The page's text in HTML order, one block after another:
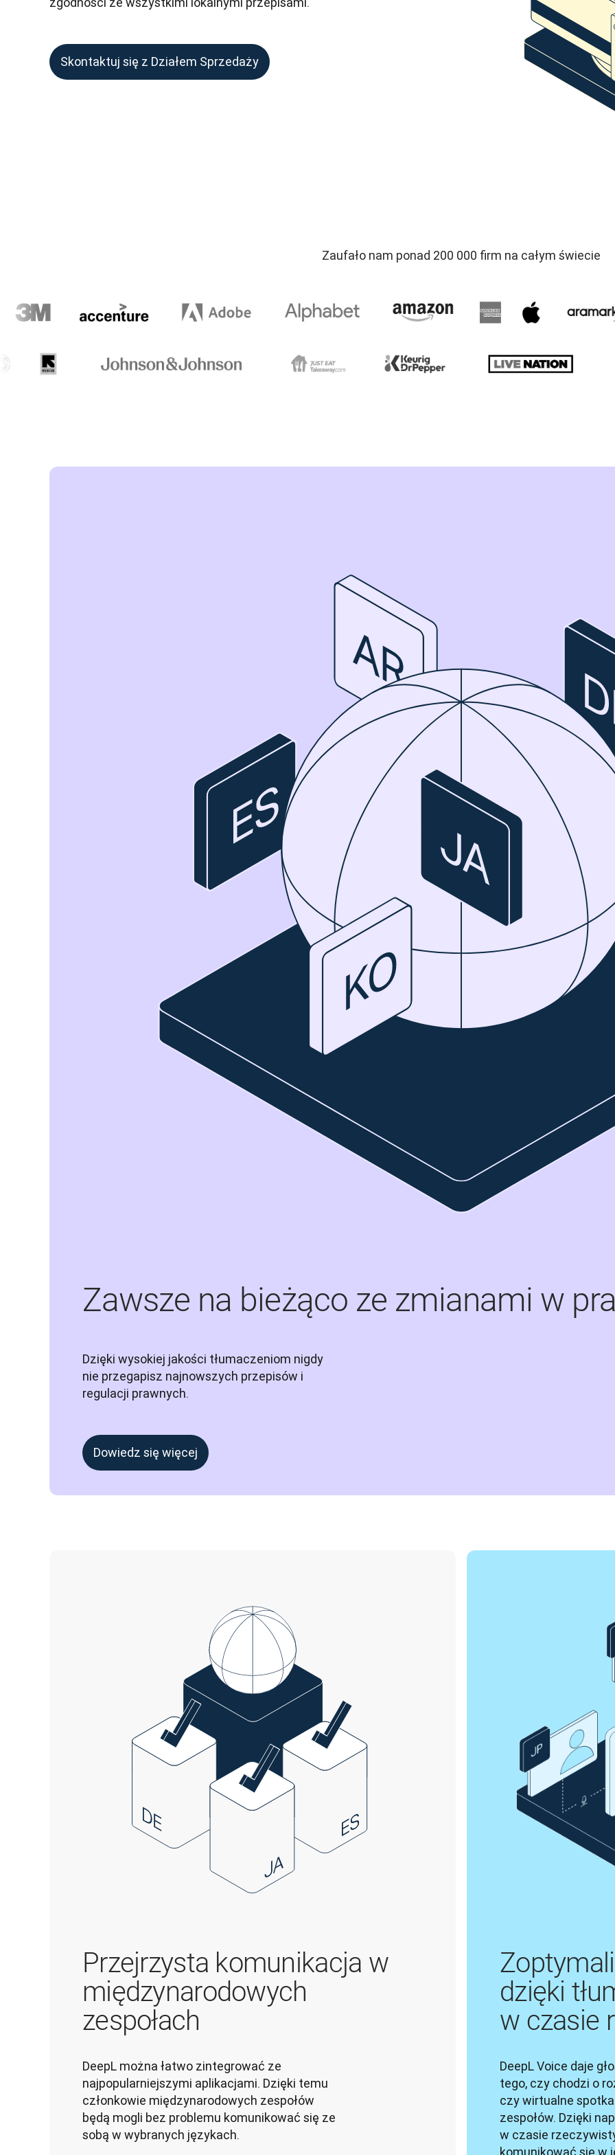
Skontaktuj się z Działem Sprzedaży
Zaufało nam ponad 200 000 firm na całym świecie
Zawsze na bieżąco ze zmianami w
Dzięki wysokiej jakości tłumaczeniom nigdy
nie przegapisz najnowszych przepisów i
regulacji prawnych.
Dowiedz się więcej
Przejrzysta komunikacja w
międzynarodowych
zespołach
DeepL można łatwo zintegrować ze
najpopularniejszymi aplikacjami. Dzięki temu
członkowie międzynarodowych zespołów
będą mogli bez problemu komunikować się ze
sobą w wybranych językach.
dzięki
w czasie
DeepL Voice daje
tego, czy chodzi o
czy wirtualne
zespołów. Dzięki
w czasie